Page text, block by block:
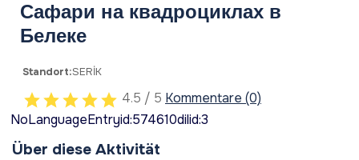
Сафари на квадроциклах в
Белеке
Standort:SERİK
4.5 / 5 Kommentare (0)
NoLanguageEntryid:574610dilid:3
Über diese Aktivität